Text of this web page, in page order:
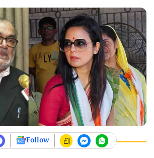
Follow